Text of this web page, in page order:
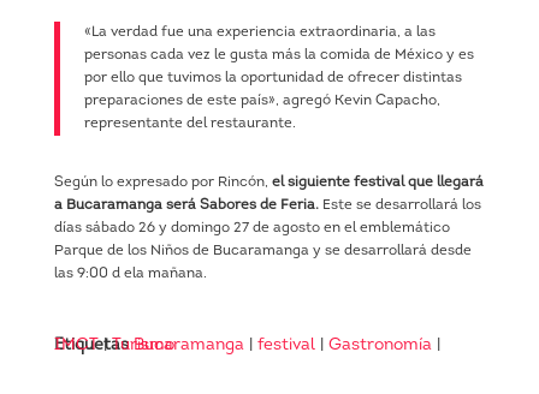
«La verdad fue una experiencia extraordinaria, a las
personas cada vez le gusta más la comida de México y es
por ello que tuvimos la oportunidad de ofrecer distintas
preparaciones de este país», agregó Kevin Capacho,
representante del restaurante.
Según lo expresado por Rincón, el siguiente festival que llegará
a Bucaramanga será Sabores de Feria.Este se desarrollará los
días sábado 26 y domingo 27 de agosto en el emblemático
Parque de los Niños de Bucaramanga y se desarrollará desde
las 9:00 d ela mañana.
EtiquetasBucaramanga| festival| Gastronomía|
IMCT|Turismo